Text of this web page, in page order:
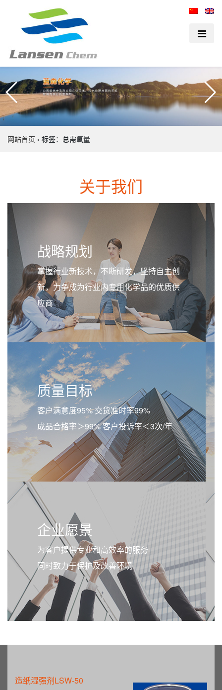
网站首页 › 标签：总需氧量
关于我们
战略规划
掌握行业新技术，不断研发，坚持自主创
新，力争成为行业内专用化学品的优质供
应商
质量目标
客户满意度95% 交货准时率99%
成品合格率＞99% 客户投诉率＜3次/年
企业愿景
为客户提供专业和高效率的服务
同时致力于保护及改善环境
造纸湿强剂LSW-50